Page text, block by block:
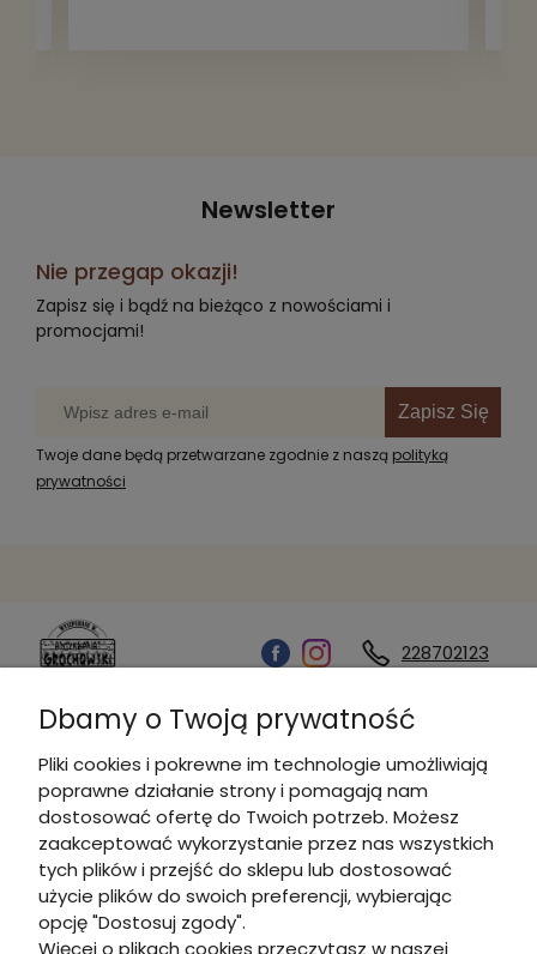
Newsletter
Nie przegap okazji!
Zapisz się i bądź na bieżąco z nowościami i
promocjami!
Zapisz Się
Twoje dane będą przetwarzane zgodnie z naszą polityką
prywatności
228702123
Kontakt
Informacje
Płatności i dostawa
Dbamy o Twoją prywatność
Pliki cookies i pokrewne im technologie umożliwiają
poprawne działanie strony i pomagają nam
dostosować ofertę do Twoich potrzeb. Możesz
zaakceptować wykorzystanie przez nas wszystkich
tych plików i przejść do sklepu lub dostosować
użycie plików do swoich preferencji, wybierając
opcję "Dostosuj zgody".
Więcej o plikach cookies przeczytasz w naszej